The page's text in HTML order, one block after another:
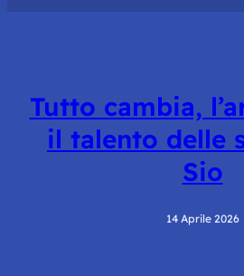
Tutto cambia,
il talento delle
Sio
14 Aprile 2026